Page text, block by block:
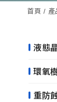
首頁
液態
環氧
重防